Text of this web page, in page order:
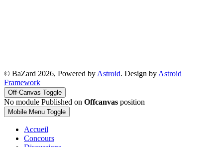
© BaZard 2026, Powered by Astroid. Design by Astroid
Framework
Off-Canvas Toggle
No module Published on Offcanvas position
Mobile Menu Toggle
Accueil
Concours